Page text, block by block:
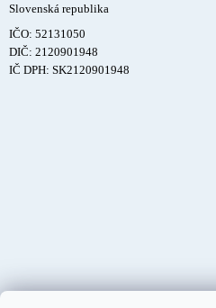
Slovenská republika
IČO: 52131050
DIČ: 2120901948
IČ DPH: SK2120901948